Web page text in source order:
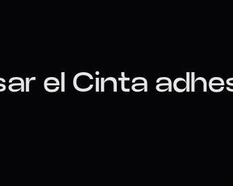
el Cinta